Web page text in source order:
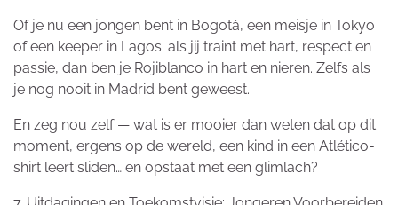
Of je nu een jongen bent in Bogotá, een meisje in Tokyo
of een keeper in Lagos: als jij traint met hart, respect en
passie, dan ben je Rojiblanco in hart en nieren. Zelfs als
je nog nooit in Madrid bent geweest.
En zeg nou zelf — wat is er mooier dan weten dat op dit
moment, ergens op de wereld, een kind in een Atlético-
shirt leert sliden… en opstaat met een glimlach?